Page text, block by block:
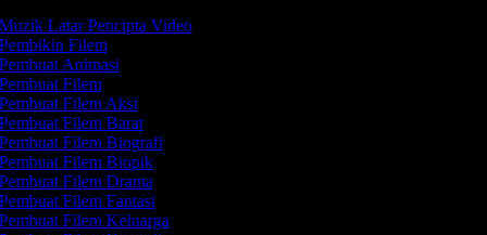
Latar Pencipta Video
Filem
Animasi
Filem
Filem Aksi
Filem Barat
Filem Biografi
Filem Biopik
Filem Drama
Filem Fantasi
Filem Keluarga